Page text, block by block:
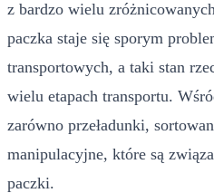
z bardzo wielu
paczka staje się sporym
transportowych, a taki stan
wielu etapach transportu.
zarówno przeładunki,
manipulacyjne, które są
paczki.